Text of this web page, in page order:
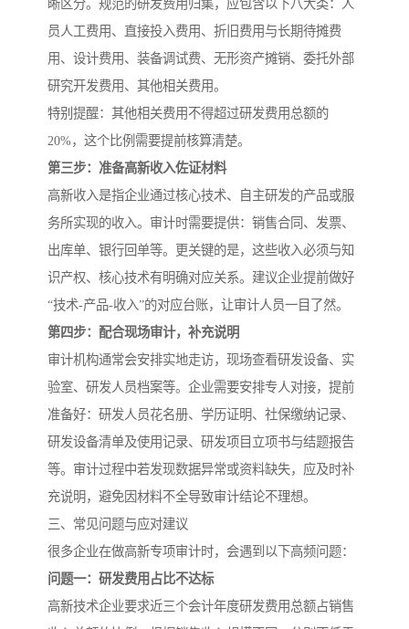
晰区分。规范的研发费用归集，应包含以下八大类：人
员人工费用、直接投入费用、折旧费用与长期待摊费
用、设计费用、装备调试费、无形资产摊销、委托外部
研究开发费用、其他相关费用。
特别提醒：其他相关费用不得超过研发费用总额的
20%，这个比例需要提前核算清楚。
第三步：准备高新收入佐证材料
高新收入是指企业通过核心技术、自主研发的产品或服
务所实现的收入。审计时需要提供：销售合同、发票、
出库单、银行回单等。更关键的是，这些收入必须与知
识产权、核心技术有明确对应关系。建议企业提前做好
“技术-产品-收入”的对应台账，让审计人员一目了然。
第四步：配合现场审计，补充说明
审计机构通常会安排实地走访，现场查看研发设备、实
验室、研发人员档案等。企业需要安排专人对接，提前
准备好：研发人员花名册、学历证明、社保缴纳记录、
研发设备清单及使用记录、研发项目立项书与结题报告
等。审计过程中若发现数据异常或资料缺失，应及时补
充说明，避免因材料不全导致审计结论不理想。
三、常见问题与应对建议
很多企业在做高新专项审计时，会遇到以下高频问题：
问题一：研发费用占比不达标
高新技术企业要求近三个会计年度研发费用总额占销售